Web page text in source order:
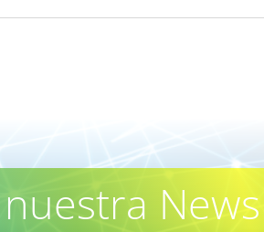
nuestra